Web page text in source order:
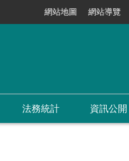
網站地圖 網站導覽
法務統計 資訊公開